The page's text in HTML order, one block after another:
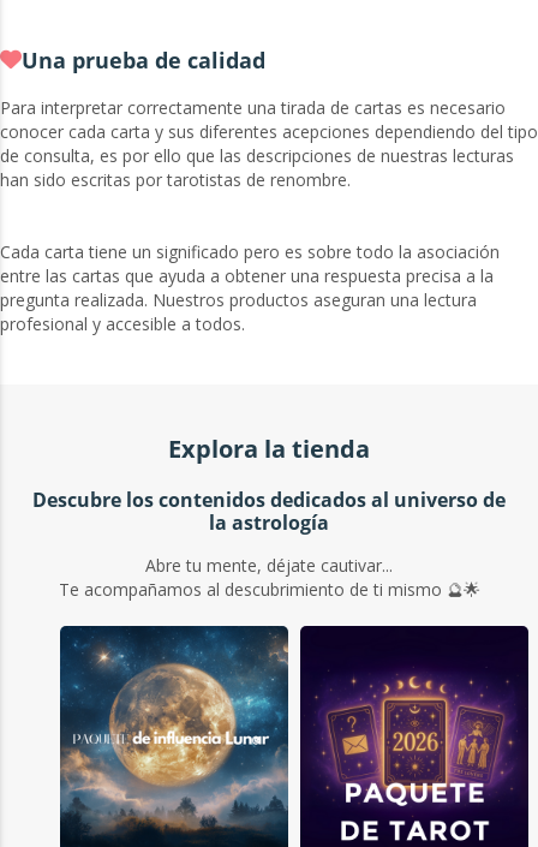
Una prueba de calidad
Para interpretar correctamente una tirada de cartas es necesario
conocer cada carta y sus diferentes acepciones dependiendo del tipo
de consulta, es por ello que las descripciones de nuestras lecturas
han sido escritas por tarotistas de renombre.
Cada carta tiene un significado pero es sobre todo la asociación
entre las cartas que ayuda a obtener una respuesta precisa a la
pregunta realizada. Nuestros productos aseguran una lectura
profesional y accesible a todos.
Explora la tienda
Descubre los contenidos dedicados al universo de
la astrología
Abre tu mente, déjate cautivar...
Te acompañamos al descubrimiento de ti mismo 🔮🌟